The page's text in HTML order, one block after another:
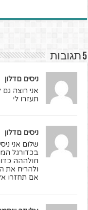
5 תגובות
ניסים םדלון
אני רוצה
תעזרו לי
ניסים םדלון
בכדורגל
חולההה
ולהריח את
אם תחזרו אלי